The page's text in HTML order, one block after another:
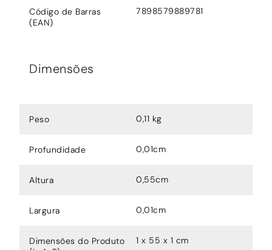
Código de Barras
(EAN)
7898579889781
Dimensões
Peso 0,11 kg
Profundidade 0,01cm
Altura 0,55cm
Largura 0,01cm
Dimensões do Produto
1 x 55 x 1 cm